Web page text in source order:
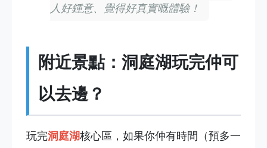
人好鍾意、覺得好真實嘅體驗！
附近景點：洞庭湖玩完仲可
以去邊？
玩完洞庭湖核心區，如果你仲有時間（預多一